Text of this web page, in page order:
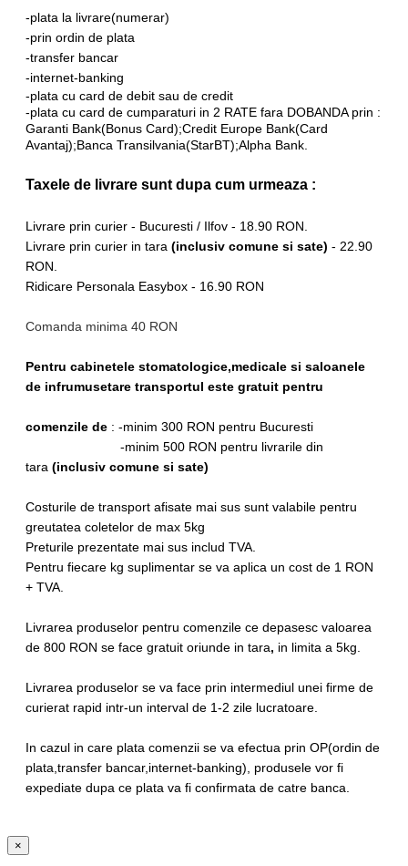
-plata la livrare(numerar)
-prin ordin de plata
-transfer bancar
-internet-banking
-plata cu card de debit sau de credit
-plata cu card de cumparaturi in 2 RATE fara DOBANDA prin :
Garanti Bank(Bonus Card);Credit Europe Bank(Card
Avantaj);Banca Transilvania(StarBT);Alpha Bank.
Taxele de livrare sunt dupa cum urmeaza :
Livrare prin curier - Bucuresti / Ilfov - 18.90 RON.
Livrare prin curier in tara (inclusiv comune si sate) - 22.90
RON.
Ridicare Personala Easybox - 16.90 RON
Comanda minima 40 RON
Pentru cabinetele stomatologice,medicale si saloanele
de infrumusetare transportul este gratuit pentru
comenzile de : -minim 300 RON pentru Bucuresti
-minim 500 RON pentru livrarile din
tara (inclusiv comune si sate)
Costurile de transport afisate mai sus sunt valabile pentru
greutatea coletelor de max 5kg
Preturile prezentate mai sus includ TVA.
Pentru fiecare kg suplimentar se va aplica un cost de 1 RON
+ TVA.
Livrarea produselor pentru comenzile ce depasesc valoarea
de 800 RON se face gratuit oriunde in tara, in limita a 5kg.
Livrarea produselor se va face prin intermediul unei firme de
curierat rapid intr-un interval de 1-2 zile lucratoare.
In cazul in care plata comenzii se va efectua prin OP(ordin de
plata,transfer bancar,internet-banking), produsele vor fi
expediate dupa ce plata va fi confirmata de catre banca.
×